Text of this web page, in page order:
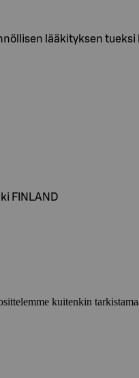
lääkityksen
FINLAND
kuitenkin